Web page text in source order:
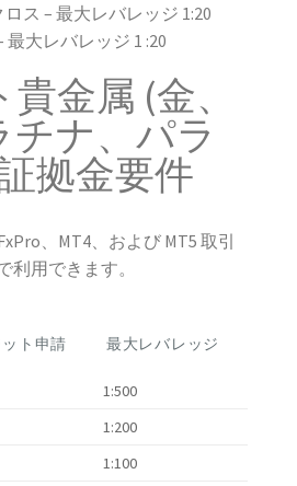
ロス – 最大レバレッジ 1:20
最大レバレッジ 1 :20
金属 (金、
ナ、パラ
拠金要件
、MT4、および MT5 取引
利用できます。
ト申請 最大レバレッジ
1:500
1:200
1:100